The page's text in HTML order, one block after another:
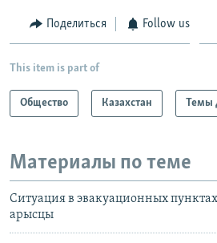
Поделиться Follow us
This item is part of
Общество Казахстан Темы
Материалы по теме
Ситуация в эвакуационных
арысцы